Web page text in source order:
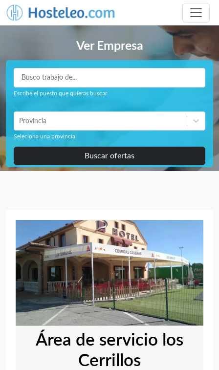
Ver Empresa
Escribe el puesto que quieras buscar
Provincia
Seleciona una provincia
Buscar ofertas
Área de servicio los
Cerrillos